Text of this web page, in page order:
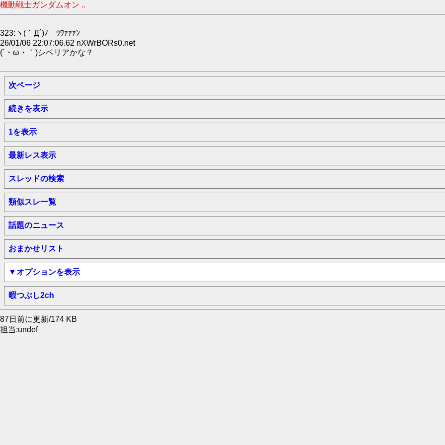
機動戦士ガンダムオン ..
323:ヽ(｀Д´)ﾉ ｳﾜｧｧｧﾝ
26/01/06 22:07:06.62 nXWrBORs0.net
(´・ω・｀)シベリアかな？
次ページ
続きを表示
1を表示
最新レス表示
スレッドの検索
類似スレ一覧
話題のニュース
おまかせリスト
▼オプションを表示
暇つぶし2ch
87日前に更新/174 KB
担当:undef